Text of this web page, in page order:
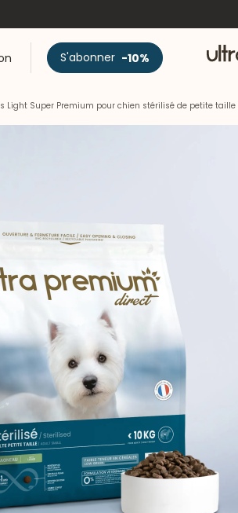
S'abonner -10%
Light Super Premium pour chien stérilisé de petite taille